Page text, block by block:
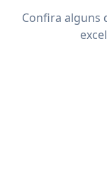
Confira alguns